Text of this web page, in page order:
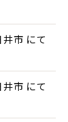
市 にて
市 にて